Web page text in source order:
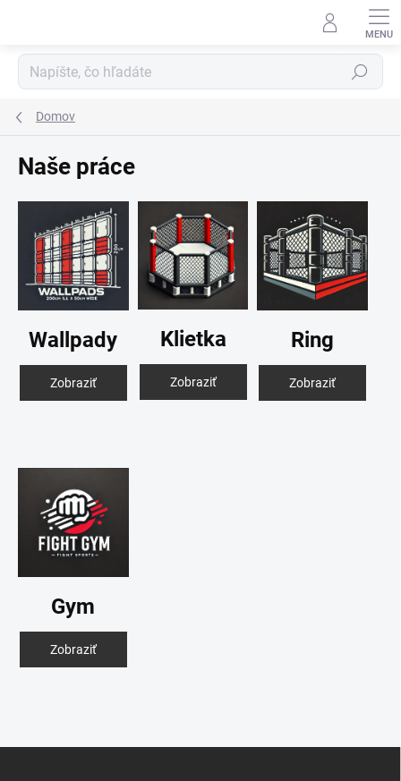
Hľadať
Domov
Naše práce
Wallpady
Zobraziť
Klietka
Zobraziť
Ring
Zobraziť
Gym
Zobraziť